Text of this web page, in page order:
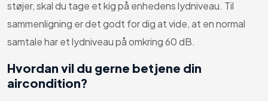
støjer, skal du tage et kig på enhedens lydniveau. Til
sammenligning er det godt for dig at vide, at en normal
samtale har et lydniveau på omkring 60 dB.
Hvordan vil du gerne betjene din
aircondition?